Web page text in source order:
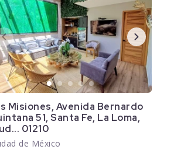
Misiones, Avenida Bernardo
51, Santa Fe, La Loma,
01210
de México